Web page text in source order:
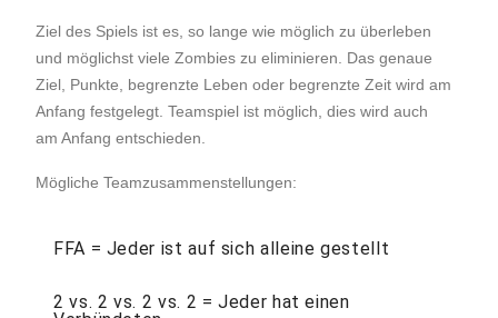
Ziel des Spiels ist es, so lange wie möglich zu überleben
und möglichst viele Zombies zu eliminieren. Das genaue
Ziel, Punkte, begrenzte Leben oder begrenzte Zeit wird am
Anfang festgelegt. Teamspiel ist möglich, dies wird auch
am Anfang entschieden.
Mögliche Teamzusammenstellungen:
FFA = Jeder ist auf sich alleine gestellt
2 vs. 2 vs. 2 vs. 2 = Jeder hat einen